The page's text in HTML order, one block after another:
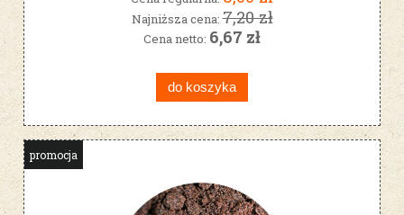
Najniższa cena:7,20 zł
Cena netto: 6,67 zł
do koszyka
promocja